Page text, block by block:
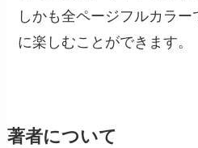
しかも全ページフルカラ
に楽しむことができます。
著者について